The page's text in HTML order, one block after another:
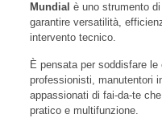
Mundial è uno strumento
garantire versatilità,
intervento tecnico.
È pensata per soddisfare
professionisti, manutentori
appassionati di fai-da-te
pratico e multifunzione.